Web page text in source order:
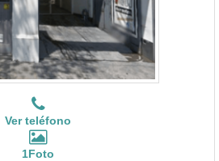
Ver teléfono
1Foto